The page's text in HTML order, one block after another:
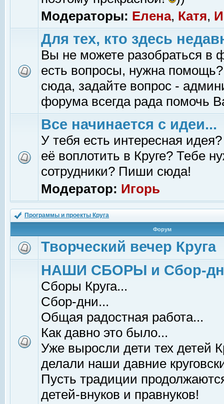
Модераторы: Елена, Катя,
Для тех, кто здесь
Вы не можете разобраться в
есть вопросы, нужна помощь?
сюда, задайте вопрос -
форума всегда рада помочь
Все начинается с идеи...
У тебя есть интересная
её воплотить в Круге? Тебе
сотрудники? Пиши сюда!
Модератор: Игорь
Программы и проекты Круга
Форум
Творческий вечер Круга
НАШИ СБОРЫ и Сбор-
Сборы Круга...
Сбор-дни...
Общая радостная работа...
Как давно это было...
Уже выросли дети тех детей
делали наши давние
Пусть традиции
детей-внуков и правнуков!